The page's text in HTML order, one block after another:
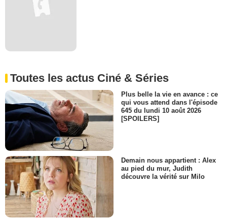
Toutes les actus Ciné & Séries
Plus belle la vie en avance : ce
qui vous attend dans l'épisode
645 du lundi 10 août 2026
[SPOILERS]
Demain nous appartient : Alex
au pied du mur, Judith
découvre la vérité sur Milo